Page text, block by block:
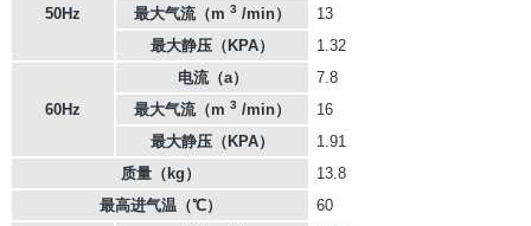
50Hz
最大气流（m 3 /min）
13
最大静压（KPA）
1.32
60Hz
电流（a）
7.8
最大气流（m 3 /min）
16
最大静压（KPA）
1.91
质量（kg）
13.8
最高进气温（℃）
60